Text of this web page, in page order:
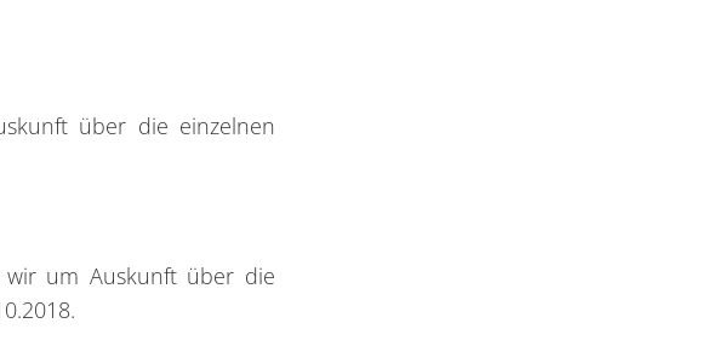
über die einzelnen
wir um Auskunft über die